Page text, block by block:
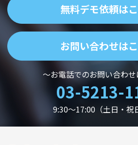
無料デモ依頼は
お問い合わせは
～お電話でのお問い合わ
03-5213-
9:30～17:00（土日・祝